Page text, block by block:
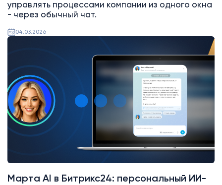
управлять процессами компании из одного окна
- через обычный чат.
04.03.2026
Марта AI в Битрикс24: персональный ИИ-